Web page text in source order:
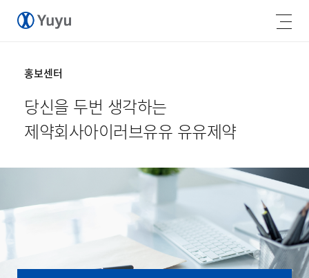
홍보센터
당신을 두번 생각하는
제약회사아이러브유유 유유제약